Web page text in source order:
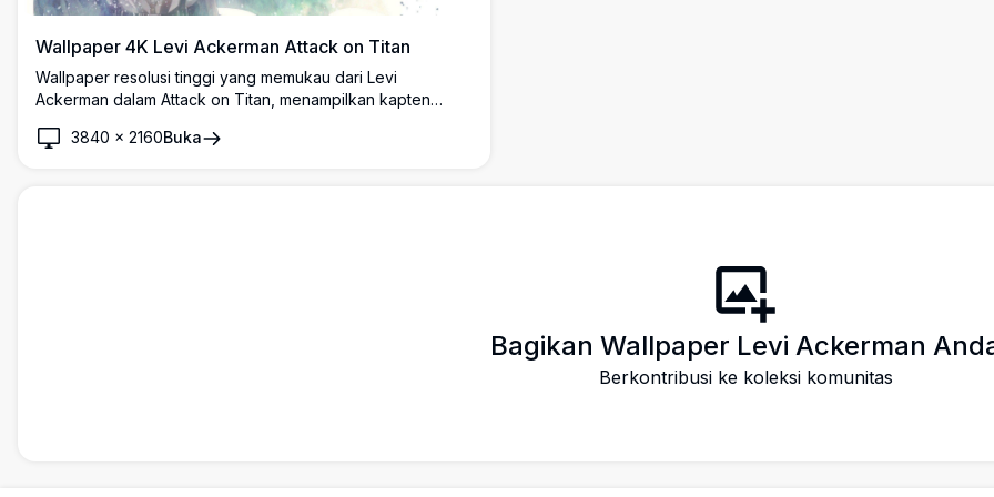
Wallpaper 4K Levi Ackerman Attack on Titan
Wallpaper resolusi tinggi yang memukau dari Levi
Ackerman dalam Attack on Titan, menampilkan kapten
pedang dengan ekspresi tegas dan stoik di hadapan latar
3840 × 2160Buka
Bagikan Wallpaper Levi Ackerman
Berkontribusi ke koleksi komunitas